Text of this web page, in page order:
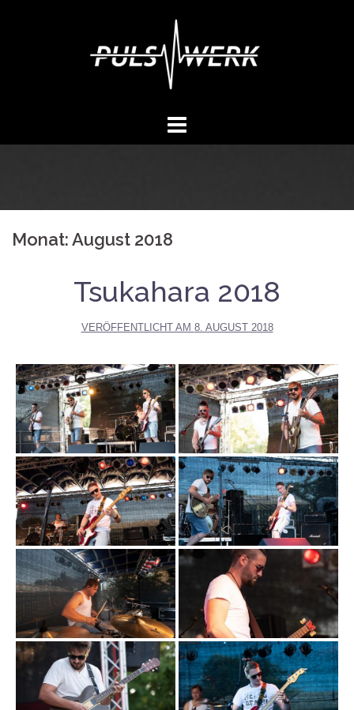
Monat:August 2018
Tsukahara 2018
VERÖFFENTLICHT AM 8. AUGUST 2018